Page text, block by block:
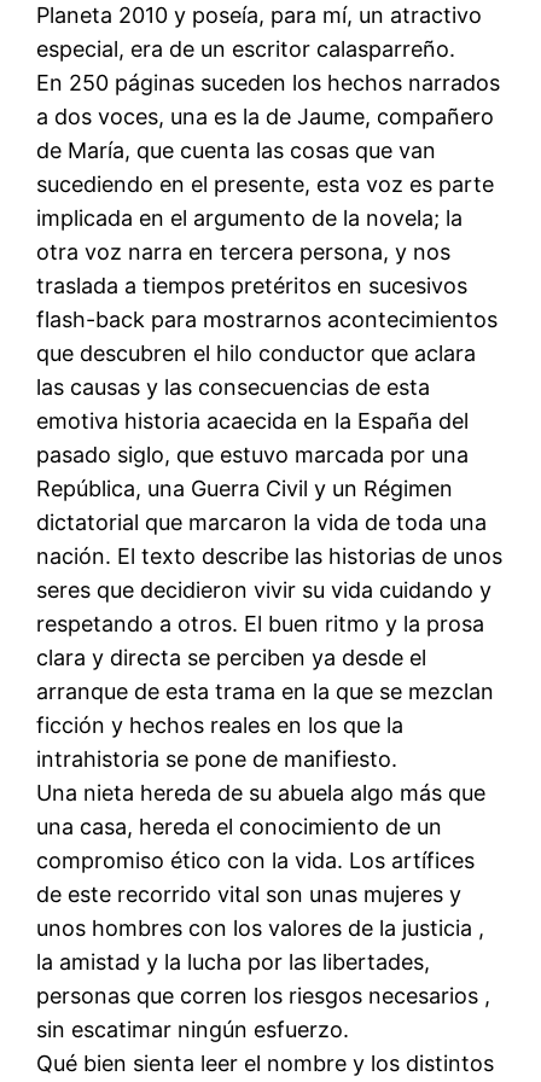
Planeta 2010 y poseía, para mí, un atractivo
especial, era de un escritor calasparreño.
En 250 páginas suceden los hechos narrados
a dos voces, una es la de Jaume, compañero
de María, que cuenta las cosas que van
sucediendo en el presente, esta voz es parte
implicada en el argumento de la novela; la
otra voz narra en tercera persona, y nos
traslada a tiempos pretéritos en sucesivos
flash-back para mostrarnos acontecimientos
que descubren el hilo conductor que aclara
las causas y las consecuencias de esta
emotiva historia acaecida en la España del
pasado siglo, que estuvo marcada por una
República, una Guerra Civil y un Régimen
dictatorial que marcaron la vida de toda una
nación. El texto describe las historias de unos
seres que decidieron vivir su vida cuidando y
respetando a otros. El buen ritmo y la prosa
clara y directa se perciben ya desde el
arranque de esta trama en la que se mezclan
ficción y hechos reales en los que la
intrahistoria se pone de manifiesto.
Una nieta hereda de su abuela algo más que
una casa, hereda el conocimiento de un
compromiso ético con la vida. Los artífices
de este recorrido vital son unas mujeres y
unos hombres con los valores de la justicia ,
la amistad y la lucha por las libertades,
personas que corren los riesgos necesarios ,
sin escatimar ningún esfuerzo.
Qué bien sienta leer el nombre y los distintos